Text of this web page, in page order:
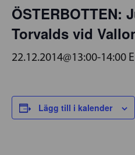
ÖSTERBOTTEN:
Torvalds vid
22.12.2014@13:00-14:00
Lägg till i kalender